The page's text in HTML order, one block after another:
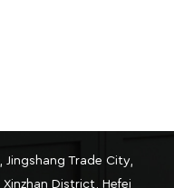
Jingshang Trade City,
District, Hefei